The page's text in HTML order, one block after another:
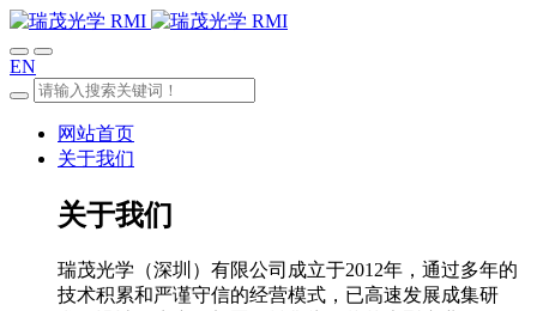
EN
网站首页
关于我们
关于我们
瑞茂光学（深圳）有限公司成立于2012年，通过多年的
技术积累和严谨守信的经营模式，已高速发展成集研